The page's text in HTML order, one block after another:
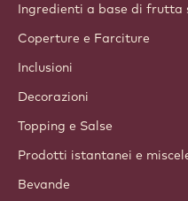
Ingredienti a base di frutta
Coperture e Farciture
Inclusioni
Decorazioni
Topping e Salse
Prodotti istantanei e
Bevande